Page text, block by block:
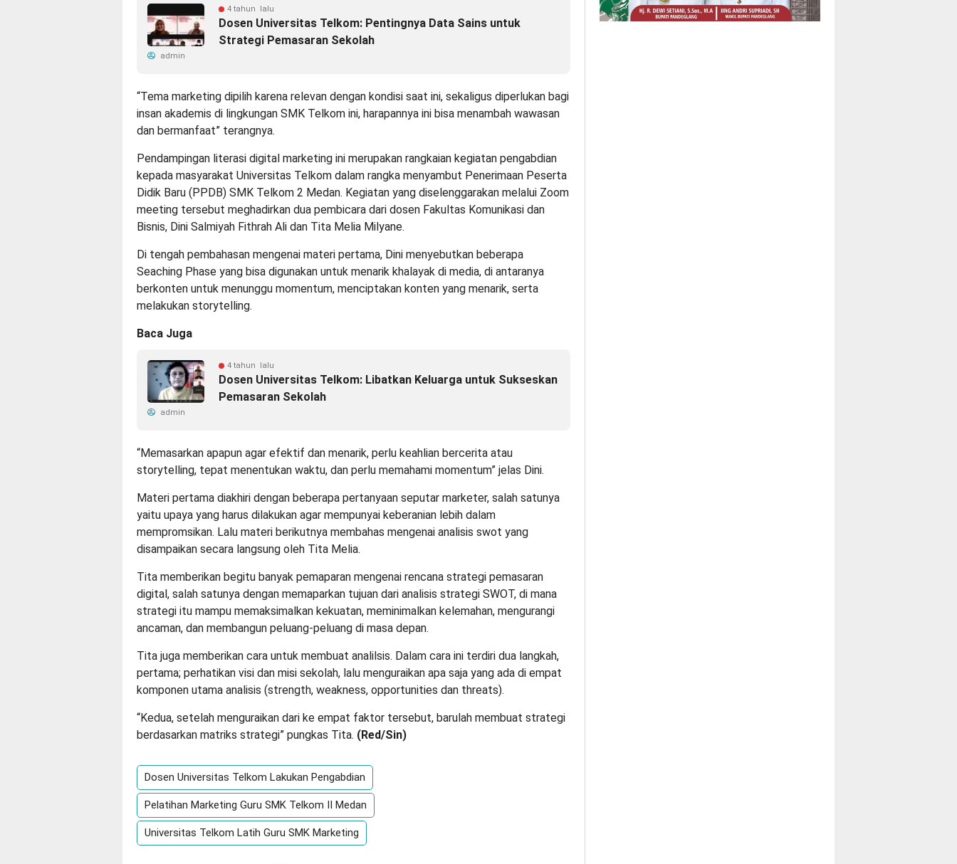
4 tahun lalu
Dosen Universitas Telkom: Pentingnya Data Sains untuk
Strategi Pemasaran Sekolah
admin
“Tema marketing dipilih karena relevan dengan kondisi saat ini, sekaligus diperlukan bagi
insan akademis di lingkungan SMK Telkom ini, harapannya ini bisa menambah wawasan
dan bermanfaat” terangnya.
Pendampingan literasi digital marketing ini merupakan rangkaian kegiatan pengabdian
kepada masyarakat Universitas Telkom dalam rangka menyambut Penerimaan Peserta
Didik Baru (PPDB) SMK Telkom 2 Medan. Kegiatan yang diselenggarakan melalui Zoom
meeting tersebut meghadirkan dua pembicara dari dosen Fakultas Komunikasi dan
Bisnis, Dini Salmiyah Fithrah Ali dan Tita Melia Milyane.
Di tengah pembahasan mengenai materi pertama, Dini menyebutkan beberapa
Seaching Phase yang bisa digunakan untuk menarik khalayak di media, di antaranya
berkonten untuk menunggu momentum, menciptakan konten yang menarik, serta
melakukan storytelling.
Baca Juga
4 tahun lalu
Dosen Universitas Telkom: Libatkan Keluarga untuk Sukseskan
Pemasaran Sekolah
admin
“Memasarkan apapun agar efektif dan menarik, perlu keahlian bercerita atau
storytelling, tepat menentukan waktu, dan perlu memahami momentum” jelas Dini.
Materi pertama diakhiri dengan beberapa pertanyaan seputar marketer, salah satunya
yaitu upaya yang harus dilakukan agar mempunyai keberanian lebih dalam
mempromsikan. Lalu materi berikutnya membahas mengenai analisis swot yang
disampaikan secara langsung oleh Tita Melia.
Tita memberikan begitu banyak pemaparan mengenai rencana strategi pemasaran
digital, salah satunya dengan memaparkan tujuan dari analisis strategi SWOT, di mana
strategi itu mampu memaksimalkan kekuatan, meminimalkan kelemahan, mengurangi
ancaman, dan membangun peluang-peluang di masa depan.
Tita juga memberikan cara untuk membuat analilsis. Dalam cara ini terdiri dua langkah,
pertama; perhatikan visi dan misi sekolah, lalu menguraikan apa saja yang ada di empat
komponen utama analisis (strength, weakness, opportunities dan threats).
“Kedua, setelah menguraikan dari ke empat faktor tersebut, barulah membuat strategi
berdasarkan matriks strategi” pungkas Tita. (Red/Sin)
Dosen Universitas Telkom Lakukan Pengabdian
Pelatihan Marketing Guru SMK Telkom II Medan
Universitas Telkom Latih Guru SMK Marketing